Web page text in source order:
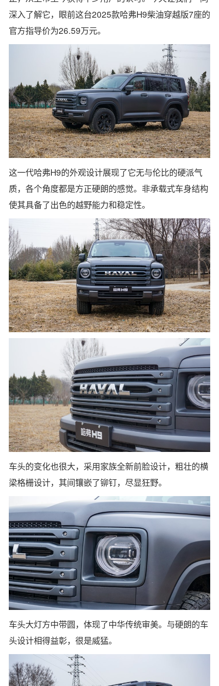
深入了解它，眼前这台2025款哈弗H9柴油穿越版7座的
官方指导价为26.59万元。
这一代哈弗H9的外观设计展现了它无与伦比的硬派气
质，各个角度都是方正硬朗的感觉。非承载式车身结构
使其具备了出色的越野能力和稳定性。
车头的变化也很大，采用家族全新前脸设计，粗壮的横
梁格栅设计，其间镶嵌了铆钉，尽显狂野。
车头大灯方中带圆，体现了中华传统审美。与硬朗的车
头设计相得益彰，很是威猛。